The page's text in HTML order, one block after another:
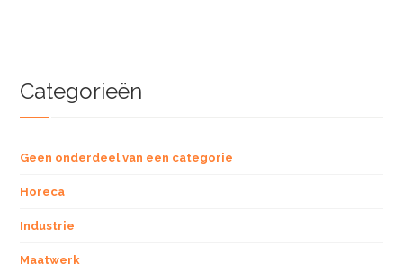
Categorieën
Geen onderdeel van een categorie
Horeca
Industrie
Maatwerk